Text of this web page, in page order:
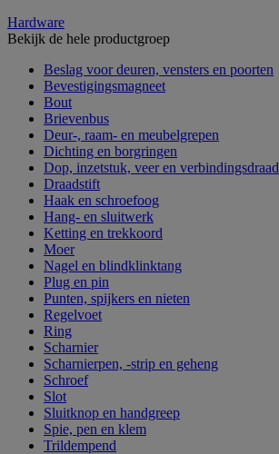
Hardware
Bekijk de hele productgroep
Beslag voor deuren, vensters en poorten
Bevestigingsmagneet
Bout
Brievenbus
Deur-, raam- en meubelgrepen
Dichting en borgringen
Dop, inzetstuk, veer en verbindingsdraad
Draadstift
Haak en schroefoog
Hang- en sluitwerk
Ketting en trekkoord
Moer
Nagel en blindklinktang
Plug en pin
Punten, spijkers en nieten
Regelvoet
Ring
Scharnier
Scharnierpen, -strip en geheng
Schroef
Slot
Sluitknop en handgreep
Spie, pen en klem
Trildempend